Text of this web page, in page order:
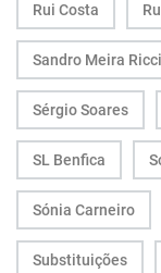
Rui Costa
Sandro Meira Ricci
Sérgio Soares
SL Benfica
Sónia Carneiro
Substituições